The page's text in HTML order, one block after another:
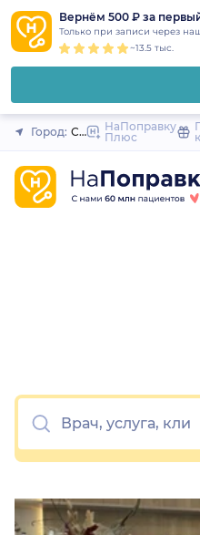
Вернём 500 ₽ за
Только при записи через
~13.5 тыс.
Город: Санкт-Петербург
НаПоправку
Плюс